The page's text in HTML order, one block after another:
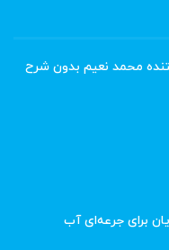
محمد نعیم بدون شرح
برای جرعه‌ای آب